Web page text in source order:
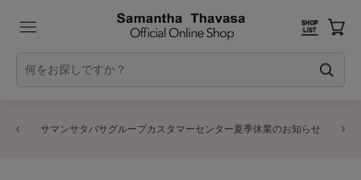
サマンサタバサグループカスタマーセンター夏季休業のお知らせ